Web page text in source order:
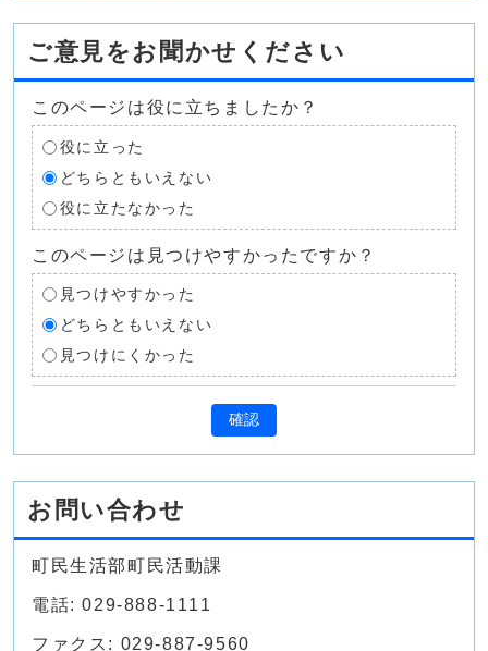
ご意見をお聞かせください
このページは役に立ちましたか？
役に立った
どちらともいえない
役に立たなかった
このページは見つけやすかったですか？
見つけやすかった
どちらともいえない
見つけにくかった
確認
お問い合わせ
町民生活部町民活動課
電話: 029-888-1111
ファクス: 029-887-9560